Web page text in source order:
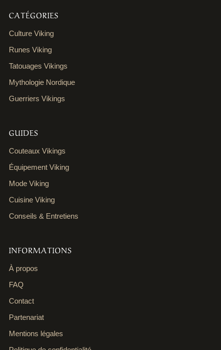
CATÉGORIES
Culture Viking
Runes Viking
Tatouages Vikings
Mythologie Nordique
Guerriers Vikings
GUIDES
Couteaux Vikings
Équipement Viking
Mode Viking
Cuisine Viking
Conseils & Entretiens
INFORMATIONS
À propos
FAQ
Contact
Partenariat
Mentions légales